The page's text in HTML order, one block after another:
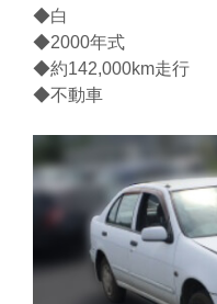
◆白
◆2000年式
◆約142,000km走行
◆不動車